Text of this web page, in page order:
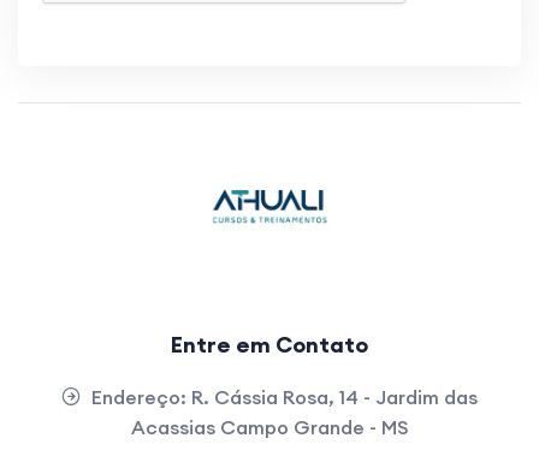
Entre em Contato
Endereço: R. Cássia Rosa, 14 - Jardim das
Acassias Campo Grande - MS